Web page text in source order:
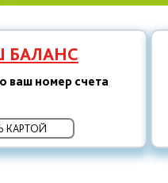
БАЛАНС
ваш номер счета
КАРТОЙ